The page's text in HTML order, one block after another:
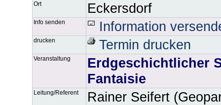
Ort Eckersdorf
Info senden Information
drucken Termin drucken
Veranstaltung
Erdgeschichtlicher
Fantaisie
Leitung/Referent Rainer Seifert